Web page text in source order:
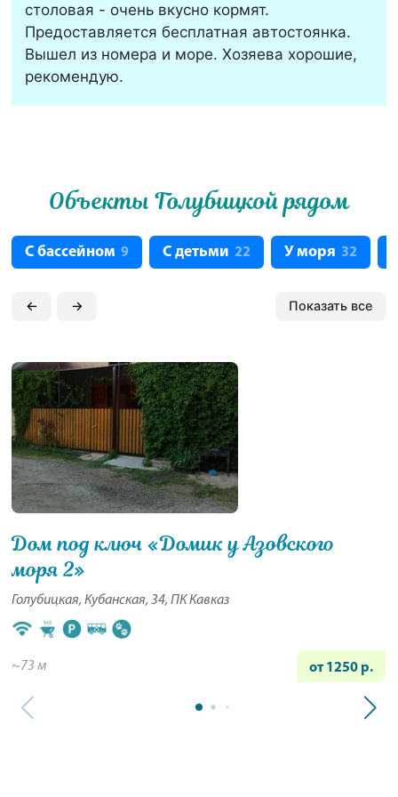
столовая - очень вкусно кормят.
Предоставляется бесплатная автостоянка.
Вышел из номера и море. Хозяева хорошие,
рекомендую.
Объекты Голубицкой рядом
С бассейном 9 С детьми 22 У моря 32
← → Показать все
Дом под ключ «Домик у Азовского
моря 2»
Голубицкая, Кубанская, 34, ПК Кавказ
~73 м от 1250 р.